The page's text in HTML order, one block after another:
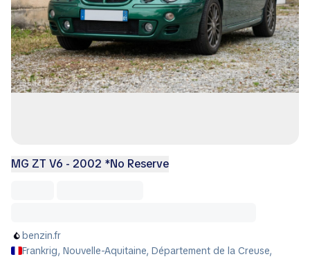
MG ZT V6 - 2002 *No Reserve
benzin.fr
Frankrig, Nouvelle-Aquitaine, Département de la Creuse,